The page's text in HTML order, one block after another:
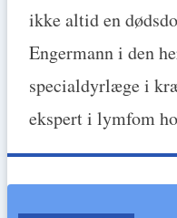
ikke altid en
Engermann i den
specialdyrlæge i
ekspert i lymfom